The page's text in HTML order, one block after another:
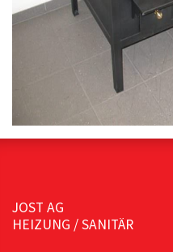
JOST AG
HEIZUNG / SANITÄR